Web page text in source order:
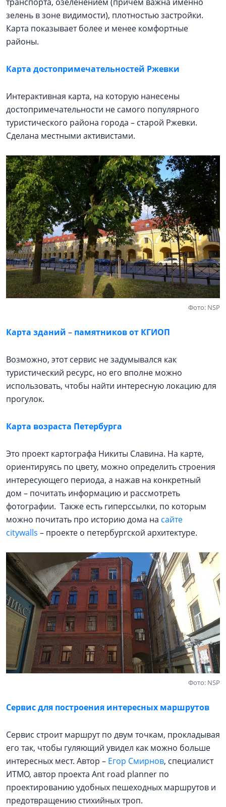
зелень в зоне видимости), плотностью застройки.
Карта показывает более и менее комфортные
районы.
Карта достопримечательностей Ржевки
Интерактивная карта, на которую нанесены
достопримечательности не самого популярного
туристического района города – старой Ржевки.
Сделана местными активистами.
Фото: NSP
Карта зданий – памятников от КГИОП
Возможно, этот сервис не задумывался как
туристический ресурс, но его вполне можно
использовать, чтобы найти интересную локацию для
прогулок.
Карта возраста Петербурга
Это проект картографа Никиты Славина. На карте,
ориентируясь по цвету, можно определить строения
интересующего периода, а нажав на конкретный
дом – почитать информацию и рассмотреть
фотографии. Также есть гиперссылки, по которым
можно почитать про историю дома на сайте
citywalls – проекте о петербургской архитектуре.
Фото: NSP
Сервис для построения интересных маршрутов
Сервис строит маршрут по двум точкам, прокладывая
его так, чтобы гуляющий увидел как можно больше
интересных мест. Автор – Егор Смирнов, специалист
ИТМО, автор проекта Ant road planner по
проектированию удобных пешеходных маршрутов и
предотвращению стихийных троп.